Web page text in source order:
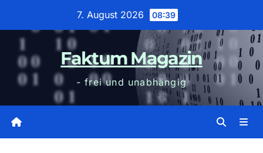
7. August 2026 08:39
Faktum Magazin
- frei und unabhängig